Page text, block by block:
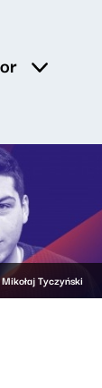
Mikołaj Tyczyński